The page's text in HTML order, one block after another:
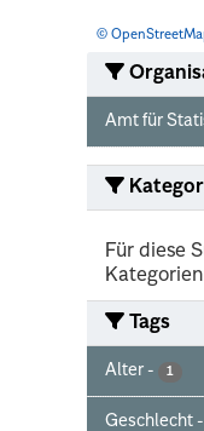
©
Amt für
Für diese
Tags
Alter - 1
Geschlecht -